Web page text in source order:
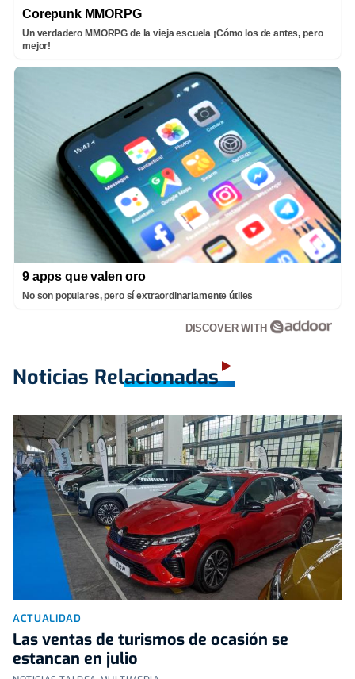
Corepunk MMORPG
Un verdadero MMORPG de la vieja escuela ¡Cómo los de antes, pero
mejor!
9 apps que valen oro
No son populares, pero sí extraordinariamente útiles
DISCOVER WITH
Noticias Relacionadas
ACTUALIDAD
Las ventas de turismos de ocasión se
estancan en julio